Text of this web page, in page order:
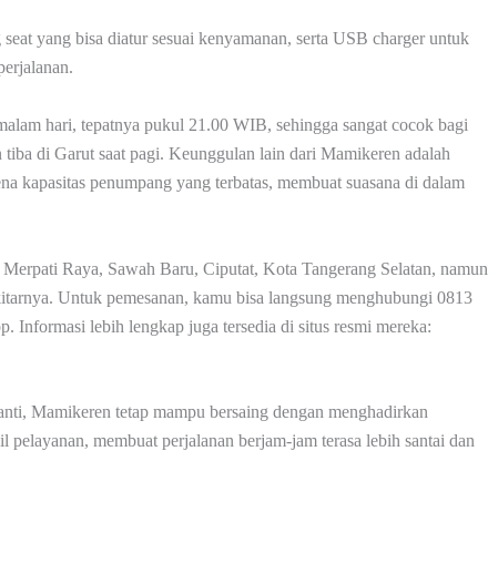
yang bisa diatur sesuai kenyamanan, serta USB charger untuk
hari, tepatnya pukul 21.00 WIB, sehingga sangat cocok bagi
di Garut saat pagi. Keunggulan lain dari Mamikeren adalah
kapasitas penumpang yang terbatas, membuat suasana di dalam
Raya, Sawah Baru, Ciputat, Kota Tangerang Selatan, namun
Untuk pemesanan, kamu bisa langsung menghubungi 0813
Informasi lebih lengkap juga tersedia di situs resmi mereka:
Mamikeren tetap mampu bersaing dengan menghadirkan
membuat perjalanan berjam-jam terasa lebih santai dan